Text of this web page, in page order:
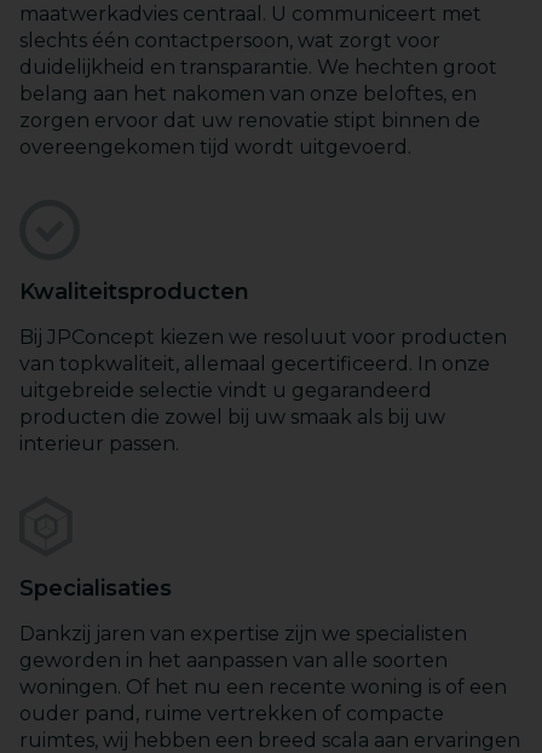
maatwerkadvies centraal. U communiceert met
slechts één contactpersoon, wat zorgt voor
duidelijkheid en transparantie. We hechten groot
belang aan het nakomen van onze beloftes, en
zorgen ervoor dat uw renovatie stipt binnen de
overeengekomen tijd wordt uitgevoerd.
Kwaliteitsproducten
Bij JPConcept kiezen we resoluut voor producten
van topkwaliteit, allemaal gecertificeerd. In onze
uitgebreide selectie vindt u gegarandeerd
producten die zowel bij uw smaak als bij uw
interieur passen.
Specialisaties
Dankzij jaren van expertise zijn we specialisten
geworden in het aanpassen van alle soorten
woningen. Of het nu een recente woning is of een
ouder pand, ruime vertrekken of compacte
ruimtes, wij hebben een breed scala aan ervaringen